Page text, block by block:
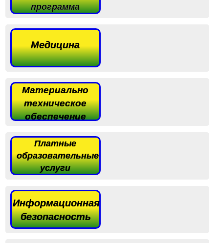
программа
Медицина
Материально
техническое
обеспечение
Платные
образовательные
услуги
Информационная
безопасность